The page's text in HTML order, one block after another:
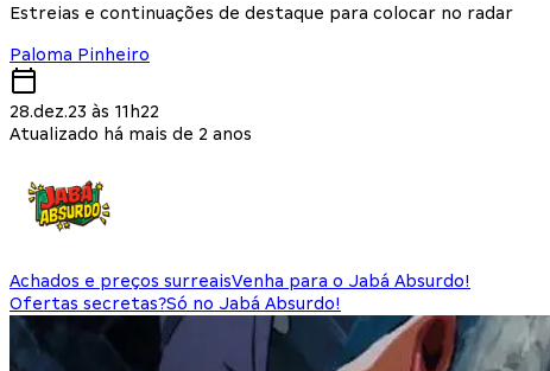
Estreias e continuações de destaque para colocar no radar
Paloma Pinheiro
28.dez.23 às 11h22
Atualizado há mais de 2 anos
Achados e preços surreaisVenha para o Jabá Absurdo!
Ofertas secretas?Só no Jabá Absurdo!